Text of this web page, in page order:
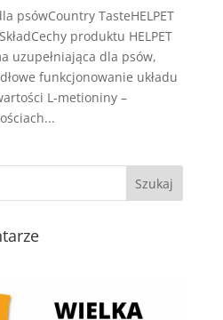
psówCountry TasteHELPET
produktu HELPET
uzupełniająca dla psów,
funkcjonowanie układu
L-metioniny –